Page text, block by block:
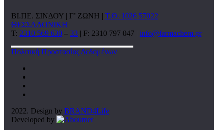
ΒΙ.ΠΕ. ΣΙΝΔΟΥ | Γ’ ΖΩΝΗ | Τ.Θ. 1026 57022
ΘΕΣΣΑΛΟΝΙΚΗ
T: 2310 569 630 – 33 | F: 2310 797 047 | info@farmachem.gr
Πολιτική Προστασίας Δεδομένων
2022. Design by BRAND4Life
Developed by